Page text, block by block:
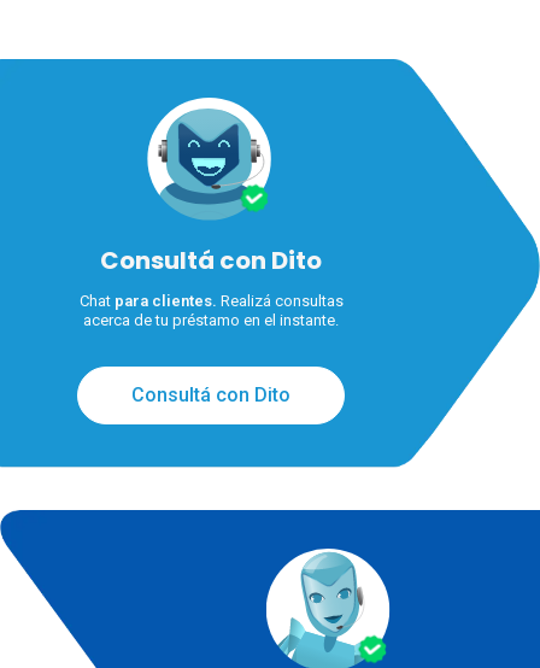
Consultá con Dito
Chat para clientes. Realizá consultas
acerca de tu préstamo en el instante.
Consultá con Dito